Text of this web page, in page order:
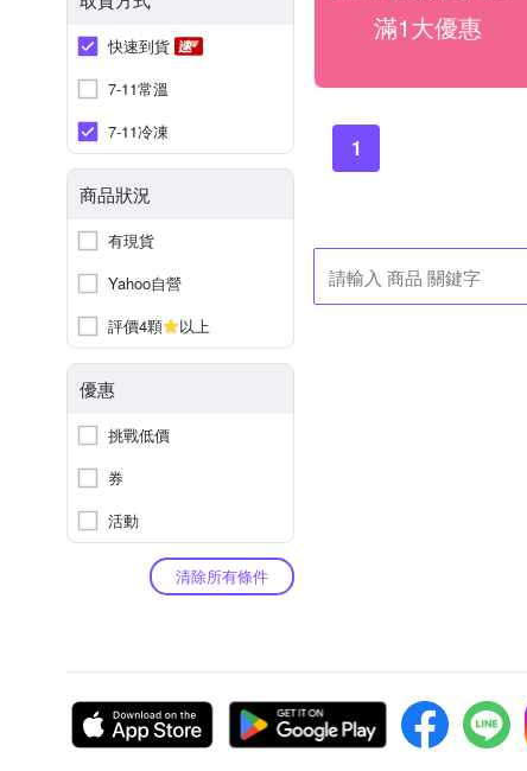
快速到貨
7-11常溫
7-11冷凍
商品狀況
有現貨
Yahoo自營
評價4顆
以上
優惠
挑戰低價
券
活動
清除所有條件
滿1大優惠
1